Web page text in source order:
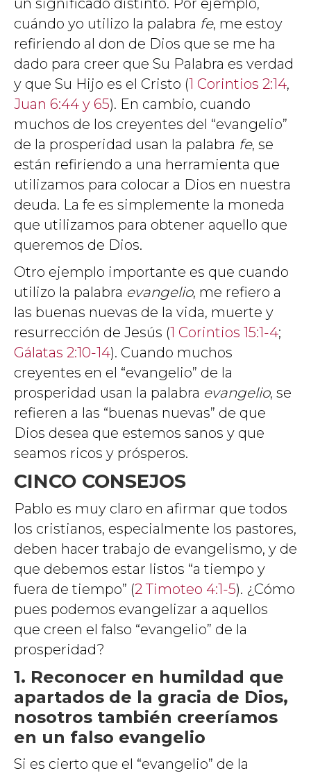
un significado distinto. Por ejemplo,
cuándo yo utilizo la palabra fe, me estoy
refiriendo al don de Dios que se me ha
dado para creer que Su Palabra es verdad
y que Su Hijo es el Cristo (1 Corintios 2:14,
Juan 6:44 y 65). En cambio, cuando
muchos de los creyentes del “evangelio”
de la prosperidad usan la palabra fe, se
están refiriendo a una herramienta que
utilizamos para colocar a Dios en nuestra
deuda. La fe es simplemente la moneda
que utilizamos para obtener aquello que
queremos de Dios.
Otro ejemplo importante es que cuando
utilizo la palabra evangelio, me refiero a
las buenas nuevas de la vida, muerte y
resurrección de Jesús (1 Corintios 15:1-4;
Gálatas 2:10-14). Cuando muchos
creyentes en el “evangelio” de la
prosperidad usan la palabra evangelio, se
refieren a las “buenas nuevas” de que
Dios desea que estemos sanos y que
seamos ricos y prósperos.
CINCO CONSEJOS
Pablo es muy claro en afirmar que todos
los cristianos, especialmente los pastores,
deben hacer trabajo de evangelismo, y de
que debemos estar listos “a tiempo y
fuera de tiempo” (2 Timoteo 4:1-5). ¿Cómo
pues podemos evangelizar a aquellos
que creen el falso “evangelio” de la
prosperidad?
1. Reconocer en humildad que
apartados de la gracia de Dios,
nosotros también creeríamos
en un falso evangelio
Si es cierto que el “evangelio” de la